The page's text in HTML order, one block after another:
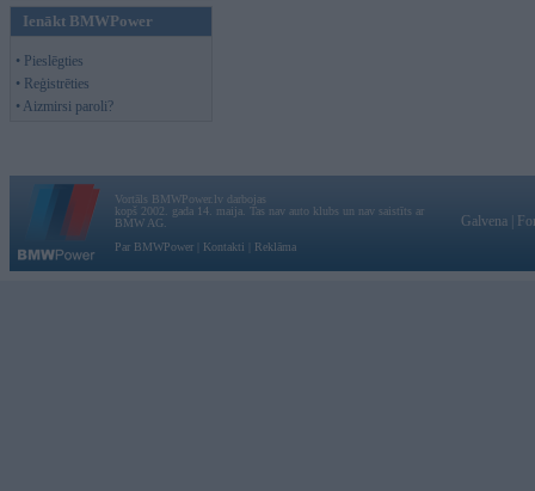
Ienākt BMWPower
• Pieslēgties
• Reģistrēties
• Aizmirsi paroli?
Vortāls BMWPower.lv darbojas
kopš 2002. gada 14. maija. Tas nav auto klubs un nav saistīts ar
BMW AG.
Par BMWPower
Kontakti Reklāma
Galvena